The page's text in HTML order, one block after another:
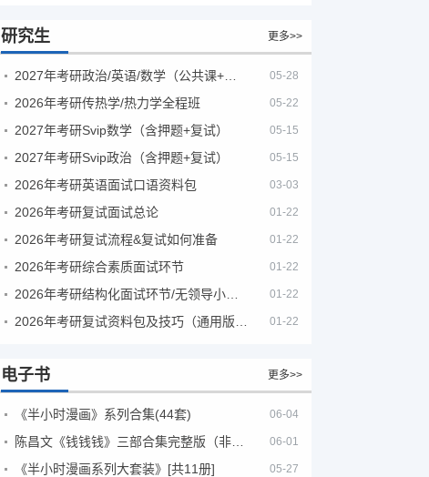
研究生 更多>>
2027年考研政治/英语/数学（公共课+专业课） 05-28
2026年考研传热学/热力学全程班 05-22
2027年考研Svip数学（含押题+复试） 05-15
2027年考研Svip政治（含押题+复试） 05-15
2026年考研英语面试口语资料包 03-03
2026年考研复试面试总论 01-22
2026年考研复试流程&复试如何准备 01-22
2026年考研综合素质面试环节 01-22
2026年考研结构化面试环节/无领导小组面试环节/面试技巧及简历书写 01-22
01-22
电子书 更多>>
《半小时漫画》系列合集(44套) 06-04
陈昌文《钱钱钱》三部合集完整版（非出版书籍） 06-01
《半小时漫画系列大套装》[共11册] 05-27